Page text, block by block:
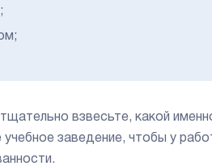
взвесьте, какой
учебное заведение, чтобы у